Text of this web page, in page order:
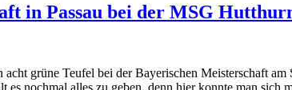
in Passau bei der MSG
grüne Teufel bei der Bayerischen Meisterschaft am
es nochmal alles zu geben, denn hier konnte man